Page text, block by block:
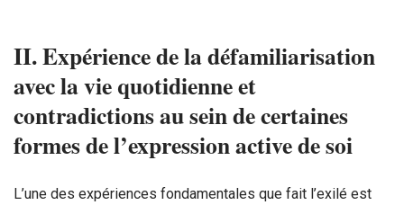
II. Expérience de la défamiliarisation
avec la vie quotidienne et
contradictions au sein de certaines
formes de l’expression active de soi
L’une des expériences fondamentales que fait l’exilé est